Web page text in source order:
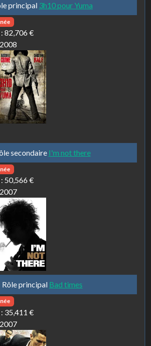
principal 3h10 pour Yuma
82,706 €
secondaire I'm not there
50,566 €
Rôle principal Bad times
35,411 €